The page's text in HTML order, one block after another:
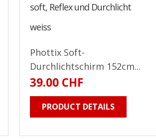
soft, Reflex und Durchlicht
weiss
Phottix Soft-
Durchlichtschirm 152cm...
39.00 CHF
PRODUCT DETAILS